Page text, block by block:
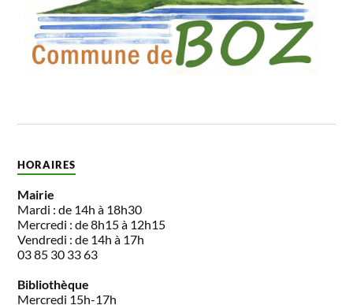
HORAIRES
Mairie
Mardi : de 14h à 18h30
Mercredi : de 8h15 à 12h15
Vendredi : de 14h à 17h
03 85 30 33 63
Bibliothèque
Mercredi 15h-17h